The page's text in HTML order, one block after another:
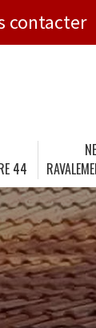
contacter
44